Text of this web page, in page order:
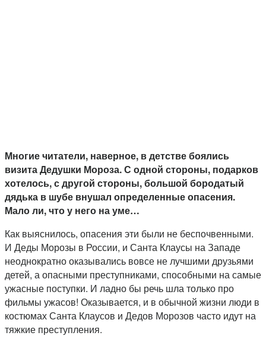
Многие читатели, наверное, в детстве боялись
визита Дедушки Мороза. С одной стороны, подарков
хотелось, с другой стороны, большой бородатый
дядька в шубе внушал определенные опасения.
Мало ли, что у него на уме…
Как выяснилось, опасения эти были не беспочвенными.
И Деды Морозы в России, и Санта Клаусы на Западе
неоднократно оказывались вовсе не лучшими друзьями
детей, а опасными преступниками, способными на самые
ужасные поступки. И ладно бы речь шла только про
фильмы ужасов! Оказывается, и в обычной жизни люди в
костюмах Санта Клаусов и Дедов Морозов часто идут на
тяжкие преступления.